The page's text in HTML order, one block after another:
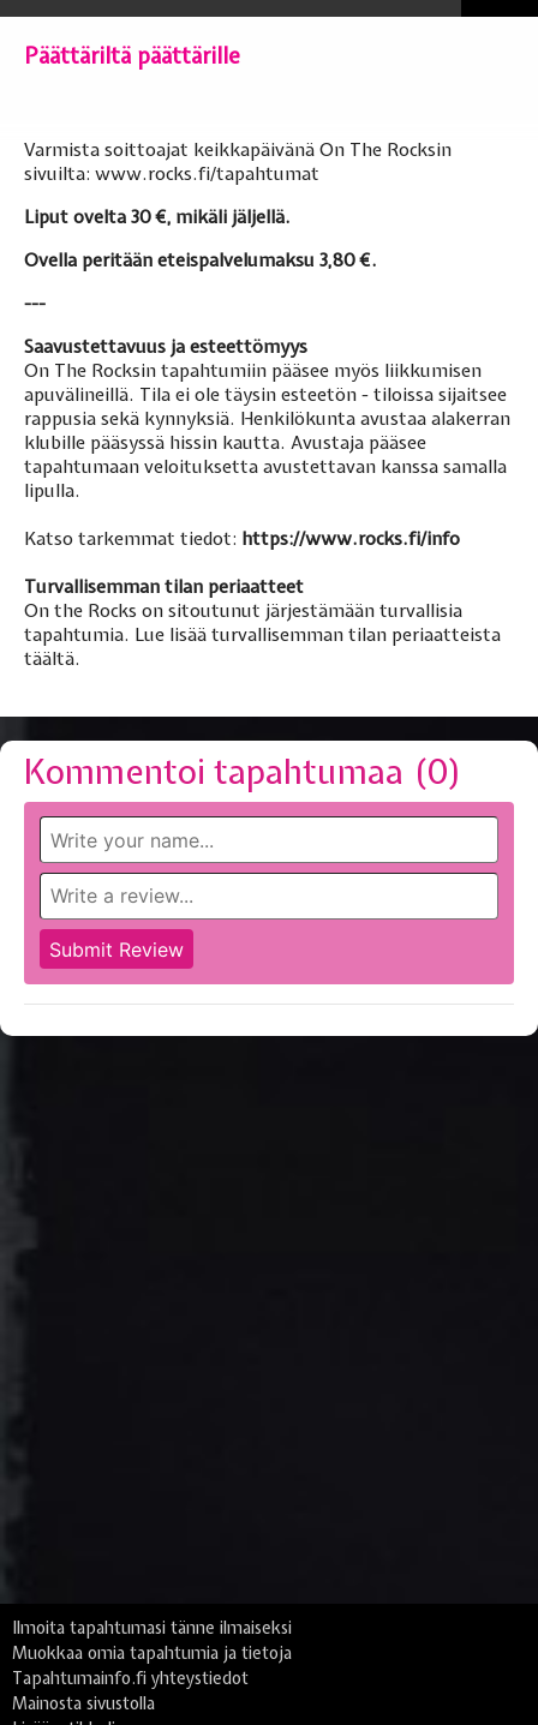
Päättäriltä päättärille
Varmista soittoajat keikkapäivänä On The Rocksin
sivuilta: www.rocks.fi/tapahtumat
Liput ovelta 30 €, mikäli jäljellä.
Ovella peritään eteispalvelumaksu 3,80 €.
---
Saavustettavuus ja esteettömyys
On The Rocksin tapahtumiin pääsee myös liikkumisen
apuvälineillä. Tila ei ole täysin esteetön - tiloissa sijaitsee
rappusia sekä kynnyksiä. Henkilökunta avustaa alakerran
klubille pääsyssä hissin kautta. Avustaja pääsee
tapahtumaan veloituksetta avustettavan kanssa samalla
lipulla.
Katso tarkemmat tiedot: https://www.rocks.fi/info
Turvallisemman tilan periaatteet
On the Rocks on sitoutunut järjestämään turvallisia
tapahtumia. Lue lisää turvallisemman tilan periaatteista
täältä.
Kommentoi tapahtumaa (0)
Ilmoita tapahtumasi tänne ilmaiseksi
Muokkaa omia tapahtumia ja tietoja
Tapahtumainfo.fi yhteystiedot
Mainosta sivustolla